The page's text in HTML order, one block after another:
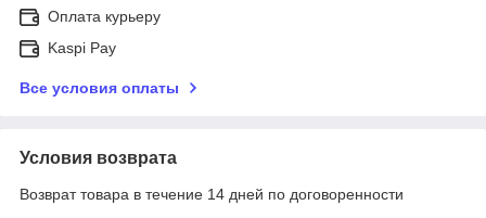
Оплата курьеру
Kaspi Pay
Все условия оплаты
Условия возврата
Возврат товара в течение 14 дней по договоренности